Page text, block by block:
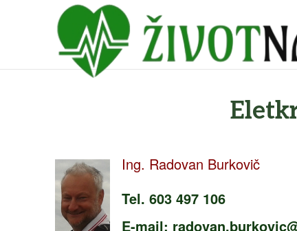
Ing. Radovan Burkovič
Tel. 603 497 106
E-mail: